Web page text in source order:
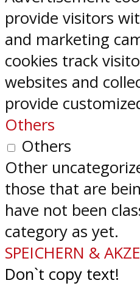
provide visitors
and marketing
cookies track
websites and
provide
Others
Others
Other
those that are
have not been
category as yet.
SPEICHERN &
Don`t copy text!